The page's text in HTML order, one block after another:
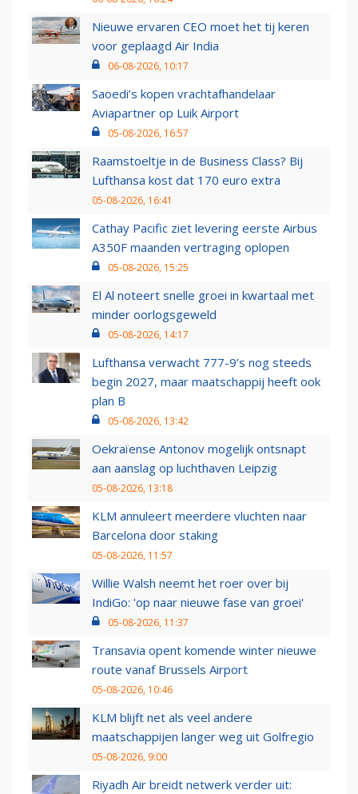
Nieuwe ervaren CEO moet het tij keren
voor geplaagd Air India
06-08-2026, 10:17
Saoedi’s kopen vrachtafhandelaar
Aviapartner op Luik Airport
05-08-2026, 16:57
Raamstoeltje in de Business Class? Bij
Lufthansa kost dat 170 euro extra
05-08-2026, 16:41
Cathay Pacific ziet levering eerste Airbus
A350F maanden vertraging oplopen
05-08-2026, 15:25
El Al noteert snelle groei in kwartaal met
minder oorlogsgeweld
05-08-2026, 14:17
Lufthansa verwacht 777-9’s nog steeds
begin 2027, maar maatschappij heeft ook
plan B
05-08-2026, 13:42
Oekraïense Antonov mogelijk ontsnapt
aan aanslag op luchthaven Leipzig
05-08-2026, 13:18
KLM annuleert meerdere vluchten naar
Barcelona door staking
05-08-2026, 11:57
Willie Walsh neemt het roer over bij
IndiGo: 'op naar nieuwe fase van groei'
05-08-2026, 11:37
Transavia opent komende winter nieuwe
route vanaf Brussels Airport
05-08-2026, 10:46
KLM blijft net als veel andere
maatschappijen langer weg uit Golfregio
05-08-2026, 9:00
Riyadh Air breidt netwerk verder uit: